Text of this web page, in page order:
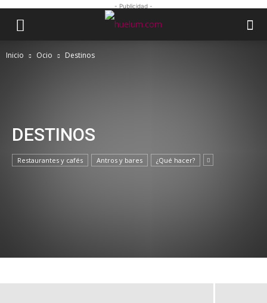
- Publicidad -
Inicio Ocio Destinos
DESTINOS
Restaurantes y cafés Antros y bares ¿Qué hacer?